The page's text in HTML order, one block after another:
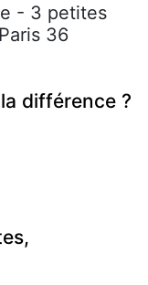
- 3 petites
36
différence ?